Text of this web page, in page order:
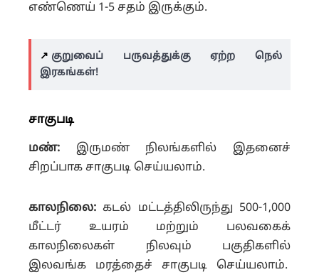
எண்ணெய் 1-5 சதம் இருக்கும்.
↗️ குறுவைப் பருவத்துக்கு ஏற்ற நெல்
இரகங்கள்!
சாகுபடி
மண்: இருமண் நிலங்களில் இதனைச்
சிறப்பாக சாகுபடி செய்யலாம்.
காலநிலை: கடல் மட்டத்திலிருந்து 500-1,000
மீட்டர் உயரம் மற்றும் பலவகைக்
காலநிலைகள் நிலவும் பகுதிகளில்
இலவங்க மரத்தைச் சாகுபடி செய்யலாம்.